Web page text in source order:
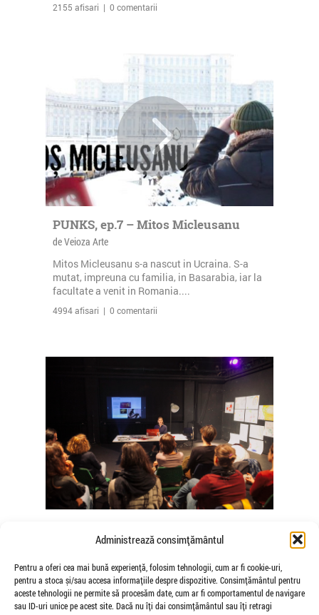
Administrează consimțământul
Pentru a oferi cea mai bună experiență, folosim tehnologii, cum ar fi cookie-uri,
pentru a stoca și/sau accesa informațiile despre dispozitive. Consimțământul pentru
aceste tehnologii ne permite să procesăm date, cum ar fi comportamentul de navigare
sau ID-uri unice pe acest site. Dacă nu îți dai consimțământul sau îți retragi
2155 afisari | 0 comentarii
PUNKS, ep.7 – Mitos Micleusanu
de Veioza Arte
Mitos Micleusanu s-a nascut in Ucraina. S-a
mutat, impreuna cu familia, in Basarabia, iar la
facultate a venit in Romania....
4994 afisari | 0 comentarii
Somatice susținute de coregrafele
Mădălina Dan și Valentina De Piante
Niculae
de Veioza Arte